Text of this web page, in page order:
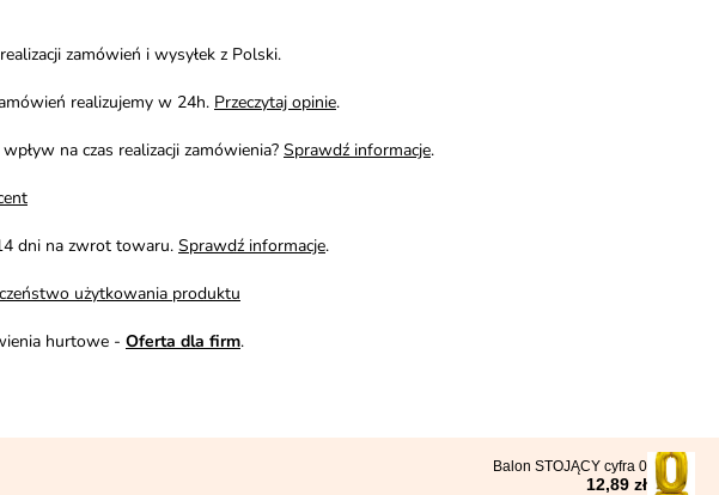
zamówień i wysyłek z Polski.
realizujemy w 24h. Przeczytaj opinie.
na czas realizacji zamówienia? Sprawdź informacje.
dni na zwrot towaru. Sprawdź informacje.
użytkowania produktu
hurtowe - Oferta dla firm.
Balon STOJĄCY cyfra 0
12,89 zł